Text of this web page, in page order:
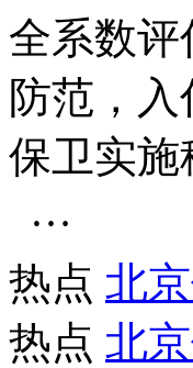
全系数
防范，
保卫实施
…
热点 北
热点 北